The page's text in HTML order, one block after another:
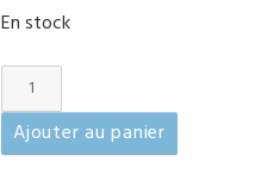
initial
En stock
quantité
de
Brûle
parfum
Ajouter au panier